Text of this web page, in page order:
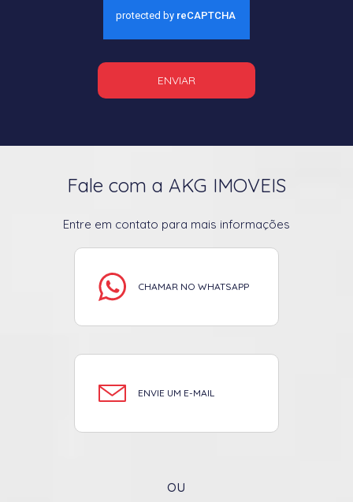
ENVIAR
Fale com a AKG IMOVEIS
Entre em contato para mais informações
CHAMAR NO WHATSAPP
ENVIE UM E-MAIL
ou